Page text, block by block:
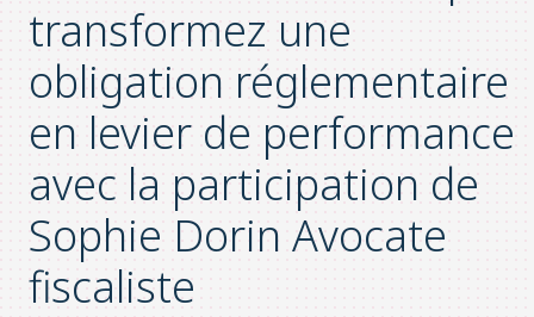
transformez une
obligation réglementaire
en levier de performance
avec la participation de
Sophie Dorin Avocate
fiscaliste